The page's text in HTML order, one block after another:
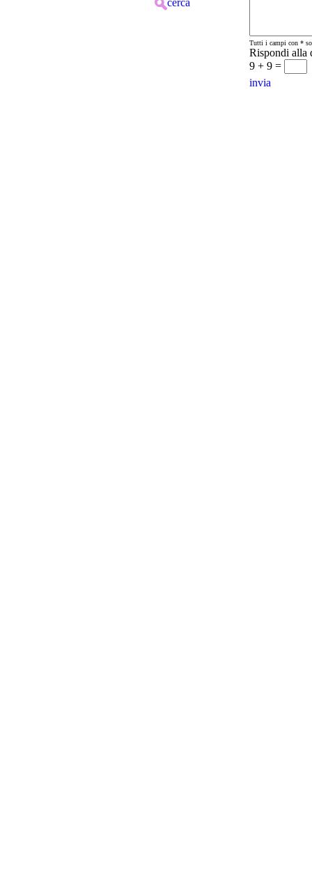
cerca
Tutti i campi con *
Rispondi alla
9 + 9 =
invia